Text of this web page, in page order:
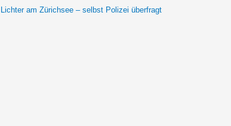
Lichter am Zürichsee – selbst Polizei überfragt